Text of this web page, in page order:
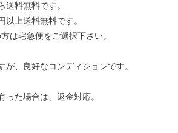
送料無料です。
上送料無料です。
は宅急便をご選択下さい。
が、良好なコンディションです。
った場合は、返金対応。